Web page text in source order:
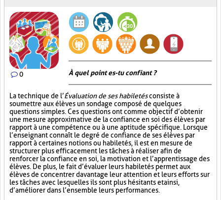
0 À quel point es-tu confiant ?
La technique de l’Évaluation de ses habiletésconsiste à
soumettre aux élèves un sondage composé de quelques
questions simples. Ces questions ont comme objectif d’obtenir
une mesure approximative de la confiance en soi des élèves par
rapport à une compétence ou à une aptitude spécifique. Lorsque
l’enseignant connaît le degré de confiance de ses élèves par
rapport à certaines notions ou habiletés, il est en mesure de
structurer plus efficacement les tâches à réaliser afin de
renforcer la confiance en soi, la motivation et l’apprentissage des
élèves. De plus, le fait d’évaluer leurs habiletés permet aux
élèves de concentrer davantage leur attention et leurs efforts sur
les tâches avec lesquelles ils sont plus hésitants et ainsi,
d’améliorer dans l’ensemble leurs performances.